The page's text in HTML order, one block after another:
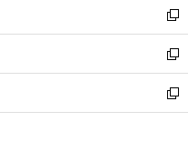
く
で
開
く
ド
ウ
で
開
く
ィ
ン
ド
ウ
で
開
い
ウ
ィ
ン
ド
ウ
新
し
い
ウ
ィ
ン
新
し
い
ウ
新
し